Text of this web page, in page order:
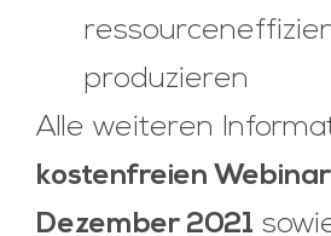
produzieren
Alle weiteren
kostenfreien
Dezember 2021